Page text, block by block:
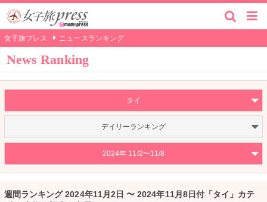
女子旅プレス ニュースランキング
News Ranking
タイ
デイリーランキング
2024年 11/2〜11/8
週間ランキング 2024年11月2日 〜 2024年11月8日付「タイ」カテ